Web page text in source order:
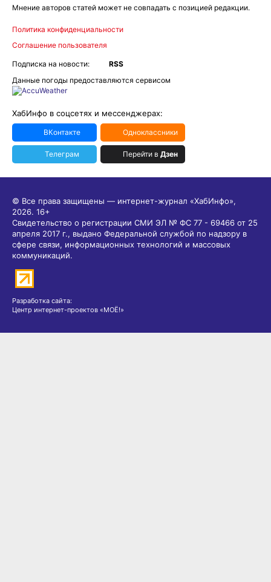
Мнение авторов статей может не совпадать с позицией редакции.
Политика конфиденциальности
Соглашение пользователя
Подписка на новости:
RSS
Данные погоды предоставляются сервисом
ХабИнфо в соцсетях и мессенджерах:
ВКонтакте Одноклассники
Телеграм Перейти в Дзен
© Все права защищены — интернет-журнал «ХабИнфо»,
2026. 16+
Свидетельство о регистрации СМИ ЭЛ № ФС 77 - 69466 от 25
апреля 2017 г., выдано Федеральной службой по надзору в
сфере связи, информационных технологий и массовых
коммуникаций.
Разработка сайта:
Центр интернет-проектов «МОЁ!»